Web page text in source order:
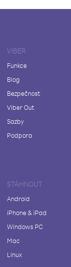
VIBER
Funkce
Blog
Bezpečnost
Viber Out
Sazby
Podpora
STÁHNOUT
Android
iPhone & iPad
Windows PC
Mac
Linux